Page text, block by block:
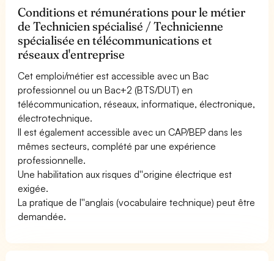
Conditions et rémunérations pour le métier
de Technicien spécialisé / Technicienne
spécialisée en télécommunications et
réseaux d'entreprise
Cet emploi/métier est accessible avec un Bac
professionnel ou un Bac+2 (BTS/DUT) en
télécommunication, réseaux, informatique, électronique,
électrotechnique.
Il est également accessible avec un CAP/BEP dans les
mêmes secteurs, complété par une expérience
professionnelle.
Une habilitation aux risques d''origine électrique est
exigée.
La pratique de l''anglais (vocabulaire technique) peut être
demandée.